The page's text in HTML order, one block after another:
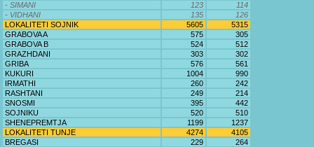
- SIMANI
123
114
- VIDHANI
135
126
LOKALITETI SOJNIK
5605
5315
GRABOVA A
575
305
GRABOVA B
524
512
GRAZHDANI
303
302
GRIBA
576
561
KUKURI
1004
990
IRMATHI
260
242
RASHTANI
249
214
SNOSMI
395
442
SOJNIKU
520
510
SHENEPREMTJA
1199
1237
LOKALITETI TUNJE
4274
4105
BREGASI
229
264